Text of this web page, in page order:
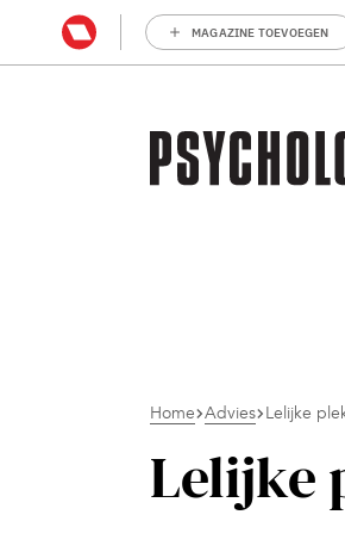
MAGAZINE TOEVOEGEN
Home Advies Lelijke
Lelijke